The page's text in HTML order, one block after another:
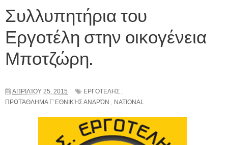
Συλλυπητήρια του
Εργοτέλη στην οικογένεια
Μποτζώρη.
ΑΠΡΙΛΊΟΥ 25, 2015 ΕΡΓΟΤΕΛΗΣ ,
ΠΡΩΤΆΘΛΗΜΑ Γ΄ΕΘΝΙΚΉΣ ΑΝΔΡΏΝ , NATIONAL